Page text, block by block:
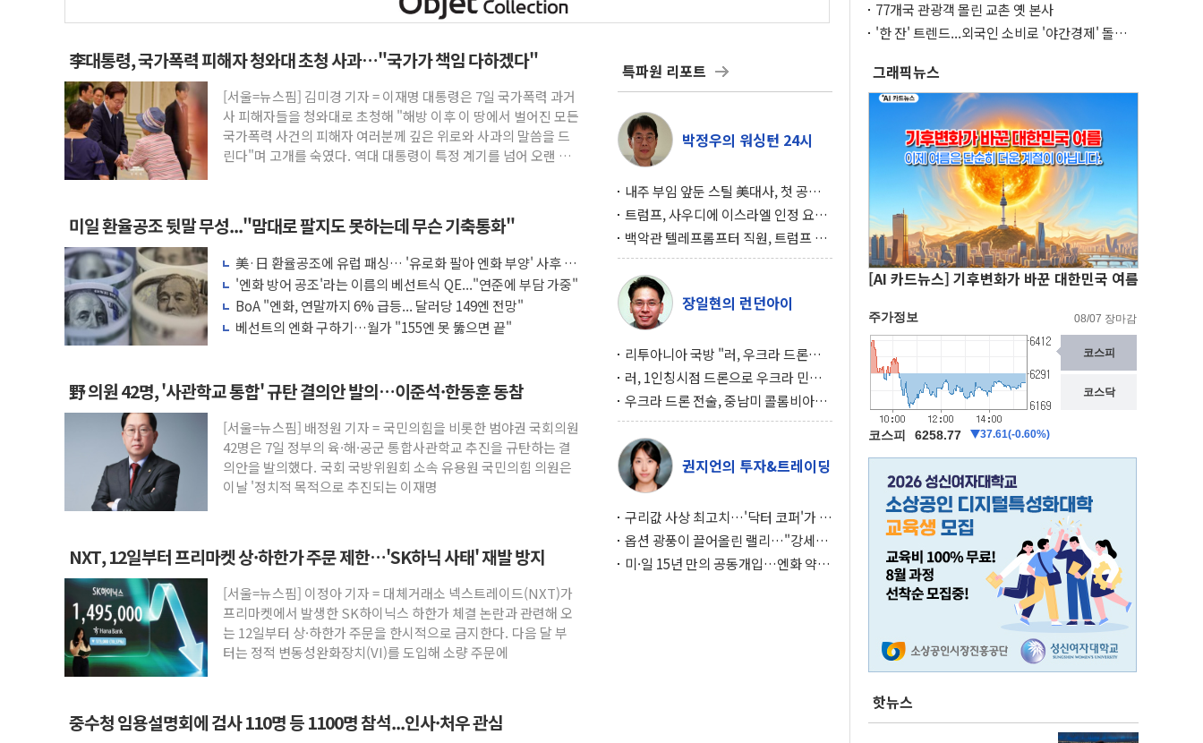
李대통령, 국가폭력 피해자 청와대 초청 사과…"국가가 책임 다하겠다"
[서울=뉴스핌] 김미경 기자 = 이재명 대통령은 7일 국가폭력 과거
사 피해자들을 청와대로 초청해 "해방 이후 이 땅에서 벌어진 모든
국가폭력 사건의 피해자 여러분께 깊은 위로와 사과의 말씀을 드
린다"며 고개를 숙였다. 역대 대통령이 특정 계기를 넘어 오랜 기
미일 환율공조 뒷말 무성..."맘대로 팔지도 못하는데 무슨 기축통화"
美·日 환율공조에 유럽 패싱… '유로화 팔아 엔화 부양' 사후 통
보만
'엔화 방어 공조'라는 이름의 베선트식 QE..."연준에 부담 가중"
BoA "엔화, 연말까지 6% 급등... 달러당 149엔 전망"
베선트의 엔화 구하기…월가 "155엔 못 뚫으면 끝"
野 의원 42명, '사관학교 통합' 규탄 결의안 발의…이준석·한동훈 동참
[서울=뉴스핌] 배정원 기자 = 국민의힘을 비롯한 범야권 국회의원
42명은 7일 정부의 육·해·공군 통합사관학교 추진을 규탄하는 결
의안을 발의했다. 국회 국방위원회 소속 유용원 국민의힘 의원은
이날 '정치적 목적으로 추진되는 이재명
NXT, 12일부터 프리마켓 상·하한가 주문 제한…'SK하닉 사태' 재발 방지
[서울=뉴스핌] 이정아 기자 = 대체거래소 넥스트레이드(NXT)가
프리마켓에서 발생한 SK하이닉스 하한가 체결 논란과 관련해 오
는 12일부터 상·하한가 주문을 한시적으로 금지한다. 다음 달 부
터는 정적 변동성완화장치(VI)를 도입해 소량 주문에
중수청 임용설명회에 검사 110명 등 1100명 참석...인사·처우 관심
특파원 리포트
박정우의 워싱턴 24시
내주 부임 앞둔 스틸 美대사, 첫 공개
행사서 "한미동맹 강화 최우선 과제"
트럼프, 사우디에 이스라엘 인정 요
구…원자력 협정 서명 하루 만에 좌초
위기
백악관 텔레프롬프터 직원, 트럼프 연
설 미리 보고 베팅 시장서 10만달러 챙
겨
장일현의 런던아이
리투아니아 국방 "러, 우크라 드론으
로 나토 회원국 공격 검토… 거짓 깃발
작전"
러, 1인칭시점 드론으로 우크라 민간
인 '사파리' 공격… 시민들 공포감 극
대화 전략
우크라 드론 전술, 중남미 콜롬비아에
새 안보 위기… 반군·마약카르텔이 습
득해 전투 활용
권지언의 투자&트레이딩
구리값 사상 최고치…'닥터 코퍼'가 말
하는 경기 신호가 달라졌다
옵션 광풍이 끌어올린 랠리…"강세장
이면에 과열 경고등"
미·일 15년 만의 공동개입…엔화 약세
77개국 관광객 몰린 교촌 옛 본사
'한 잔' 트렌드...외국인 소비로 '야간경제' 돌파
그래픽뉴스
[AI 카드뉴스] 기후변화가 바꾼 대한민국 여름
핫뉴스